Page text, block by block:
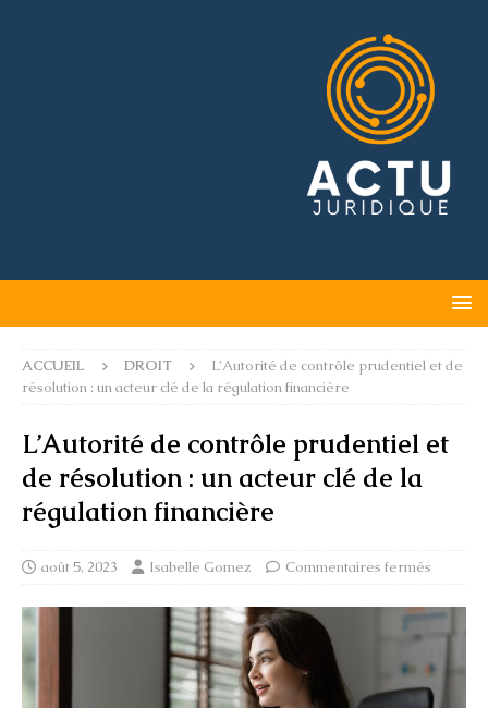
ACCUEIL DROIT
L’Autorité de contrôle prudentiel et de
résolution : un acteur clé de la régulation financière
L’Autorité de contrôle prudentiel et
de résolution : un acteur clé de la
régulation financière
août 5, 2023 Isabelle Gomez Commentaires fermés